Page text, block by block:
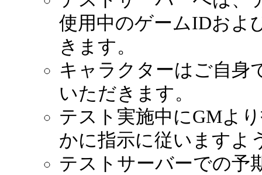
使用中のゲームIDおよ
きます。
キャラクターはご自身
いただきます。
テスト実施中にGMよ
かに指示に従いますよ
テストサーバーでの予